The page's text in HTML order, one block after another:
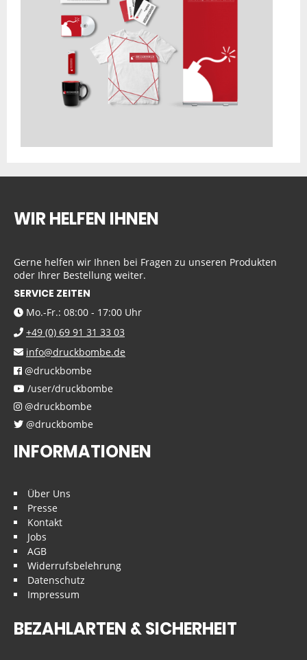
WIR HELFEN IHNEN
Gerne helfen wir Ihnen bei Fragen zu unseren Produkten
oder Ihrer Bestellung weiter.
SERVICE ZEITEN
Mo.-Fr.: 08:00 - 17:00 Uhr
+49 (0) 69 91 31 33 03
info@druckbombe.de
@druckbombe
/user/druckbombe
@druckbombe
@druckbombe
INFORMATIONEN
Über Uns
Presse
Kontakt
Jobs
AGB
Widerrufsbelehrung
Datenschutz
Impressum
BEZAHLARTEN & SICHERHEIT